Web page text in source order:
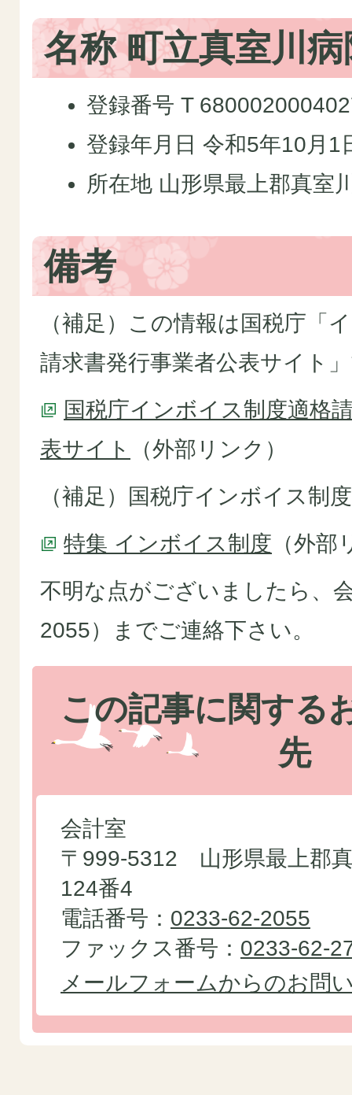
名称 町立真室川病
登録番号 T
登録年月日 令和5年10月1
所在地 山形県最上郡真室
備考
（補足）この情報は国税庁「
請求書発行事業者公表サイト
国税庁インボイス制度適格
表サイト
（外部リンク）
（補足）国税庁インボイス制
特集 インボイス制度 （外部
不明な点がございましたら、
2055）までご連絡下さい。
この記事に関する
先
会計室
〒999-5312 山形県最上郡
124番4
電話番号： 0233-62-2055
ファックス番号： 0233-62-
メールフォームからのお問